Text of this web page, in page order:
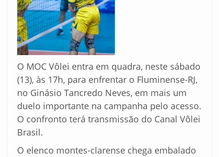
O MOC Vôlei entra em quadra, neste sábado
(13), às 17h, para enfrentar o Fluminense-RJ,
no Ginásio Tancredo Neves, em mais um
duelo importante na campanha pelo acesso.
O confronto terá transmissão do Canal Vôlei
Brasil.
O elenco montes-clarense chega embalado